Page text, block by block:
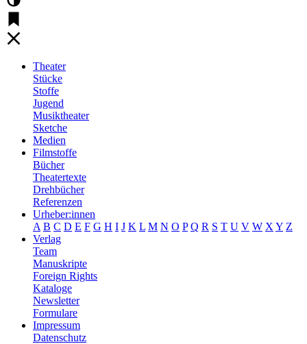
Theater
Stücke
Stoffe
Jugend
Musiktheater
Sketche
Medien
Filmstoffe
Bücher
Theatertexte
Drehbücher
Referenzen
Urheber:innen
A B C D E F G H I J K L M N O P Q R S T U V W X Y Z
Verlag
Team
Manuskripte
Foreign Rights
Kataloge
Newsletter
Formulare
Impressum
Datenschutz